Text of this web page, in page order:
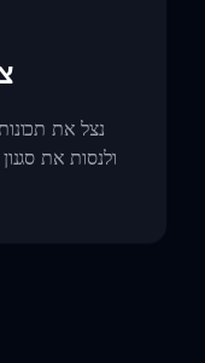
נצל את
ולנסות את